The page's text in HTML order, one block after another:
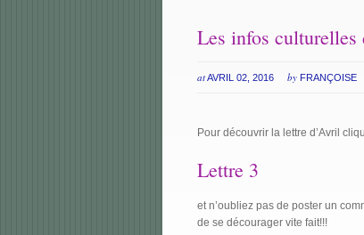
Les infos culturelles
atAVRIL 02, 2016 by FRANÇOISE
Pour découvrir la lettre d’Avril
Lettre 3
et n’oubliez pas de poster un
de se décourager vite fait!!!